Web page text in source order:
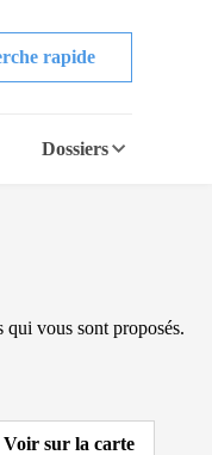
rapide
Dossiers
qui vous sont proposés.
Voir sur la carte